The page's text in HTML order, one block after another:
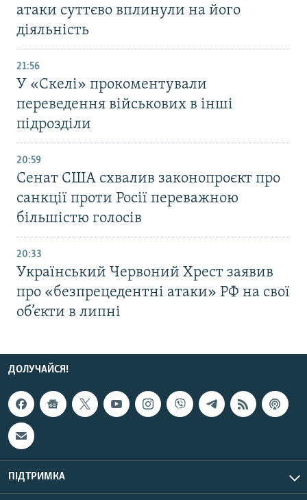
атаки суттєво вплинули на його
діяльність
21:56
У «Скелі» прокоментували
переведення військових в інші
підрозділи
20:59
Cенат США схвалив законопроєкт про
санкції проти Росії переважною
більшістю голосів
20:33
Український Червоний Хрест заявив
про «безпрецедентні атаки» РФ на свої
об’єкти в липні
ДОЛУЧАЙСЯ!
ПІДТРИМКА